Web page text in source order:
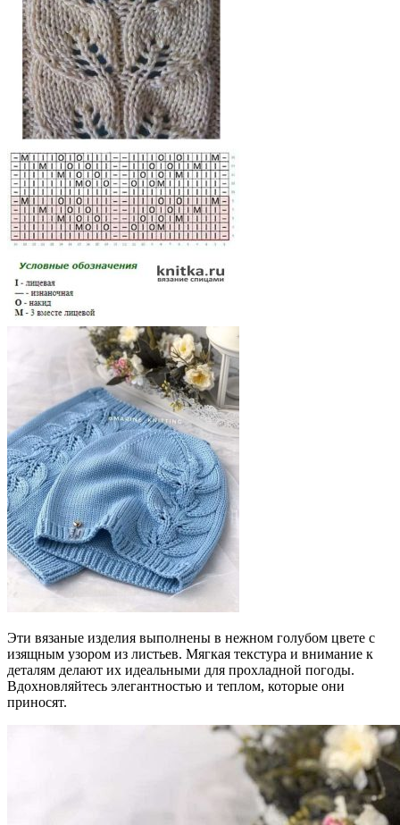
Эти вязаные изделия выполнены в нежном голубом цвете с
изящным узором из листьев. Мягкая текстура и внимание к
деталям делают их идеальными для прохладной погоды.
Вдохновляйтесь элегантностью и теплом, которые они
приносят.